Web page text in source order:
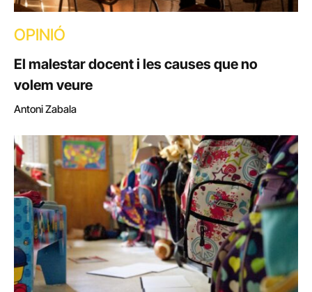
OPINIÓ
El malestar docent i les causes que no
volem veure
Antoni Zabala